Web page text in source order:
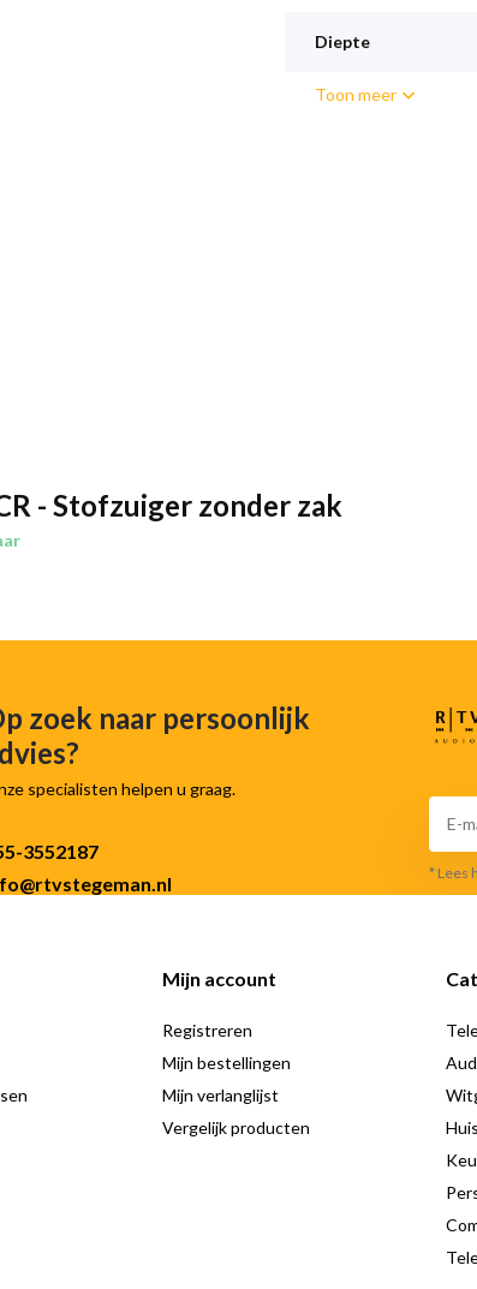
Diepte
Toon meer
- Stofzuiger zonder zak
zoek naar persoonlijk
specialisten helpen u graag.
3552187
* Lees
Mijn account
Registreren
Mijn bestellingen
Mijn verlanglijst
Vergelijk producten